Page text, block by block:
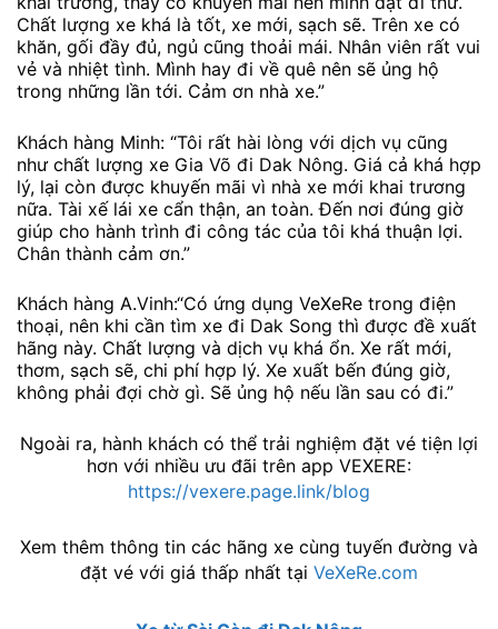
Chất lượng xe khá là tốt, xe mới, sạch sẽ. Trên xe có
khăn, gối đầy đủ, ngủ cũng thoải mái. Nhân viên rất vui
vẻ và nhiệt tình. Mình hay đi về quê nên sẽ ủng hộ
trong những lần tới. Cảm ơn nhà xe.”
Khách hàng Minh: “Tôi rất hài lòng với dịch vụ cũng
như chất lượng xe Gia Võ đi Dak Nông. Giá cả khá hợp
lý, lại còn được khuyến mãi vì nhà xe mới khai trương
nữa. Tài xế lái xe cẩn thận, an toàn. Đến nơi đúng giờ
giúp cho hành trình đi công tác của tôi khá thuận lợi.
Chân thành cảm ơn.”
Khách hàng A.Vinh:“Có ứng dụng VeXeRe trong điện
thoại, nên khi cần tìm xe đi Dak Song thì được đề xuất
hãng này. Chất lượng và dịch vụ khá ổn. Xe rất mới,
thơm, sạch sẽ, chi phí hợp lý. Xe xuất bến đúng giờ,
không phải đợi chờ gì. Sẽ ủng hộ nếu lần sau có đi.”
Ngoài ra, hành khách có thể trải nghiệm đặt vé tiện lợi
hơn với nhiều ưu đãi trên app VEXERE:
https://vexere.page.link/blog
Xem thêm thông tin các hãng xe cùng tuyến đường và
đặt vé với giá thấp nhất tại VeXeRe.com